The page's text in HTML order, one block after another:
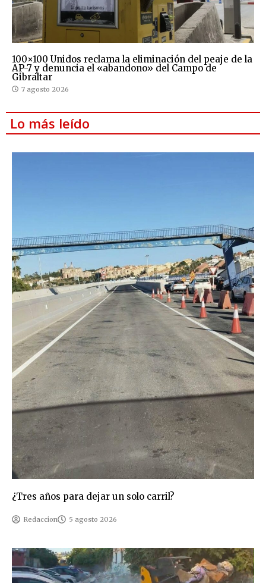
100×100 Unidos reclama la eliminación del peaje de la
AP-7 y denuncia el «abandono» del Campo de
Gibraltar
7 agosto 2026
Lo más leído
¿Tres años para dejar un solo carril?
Redaccion 5 agosto 2026